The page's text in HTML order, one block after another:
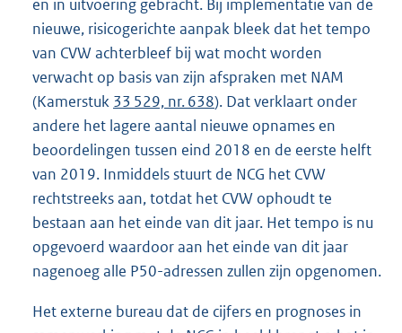
en in uitvoering gebracht. Bij implementatie van de
nieuwe, risicogerichte aanpak bleek dat het tempo
van CVW achterbleef bij wat mocht worden
verwacht op basis van zijn afspraken met NAM
(Kamerstuk 33 529, nr. 638). Dat verklaart onder
andere het lagere aantal nieuwe opnames en
beoordelingen tussen eind 2018 en de eerste helft
van 2019. Inmiddels stuurt de NCG het CVW
rechtstreeks aan, totdat het CVW ophoudt te
bestaan aan het einde van dit jaar. Het tempo is nu
opgevoerd waardoor aan het einde van dit jaar
nagenoeg alle P50-adressen zullen zijn opgenomen.
Het externe bureau dat de cijfers en prognoses in